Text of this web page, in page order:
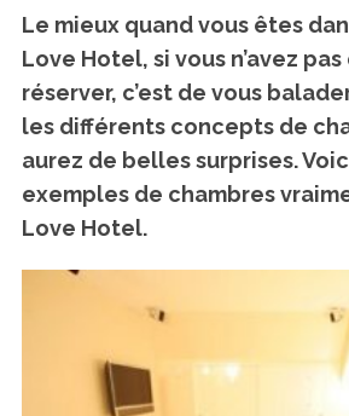
Le mieux quand vous êtes
Love Hotel, si vous n’avez
réserver, c’est de vous
les différents concepts de
aurez de belles surprises.
exemples de chambres
Love Hotel.